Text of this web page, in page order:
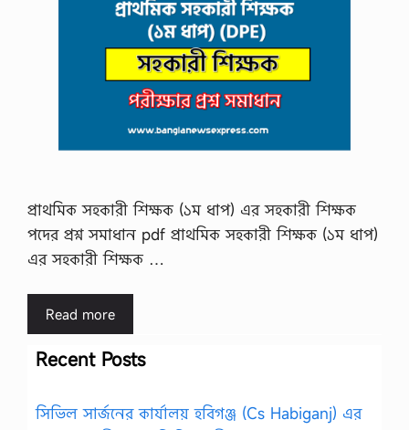
প্রাথমিক সহকারী শিক্ষক (১ম ধাপ) এর সহকারী শিক্ষক
পদের প্রশ্ন সমাধান pdf প্রাথমিক সহকারী শিক্ষক (১ম ধাপ)
এর সহকারী শিক্ষক …
Read more
Recent Posts
সিভিল সার্জনের কার্যালয় হবিগঞ্জ (Cs Habiganj) এর